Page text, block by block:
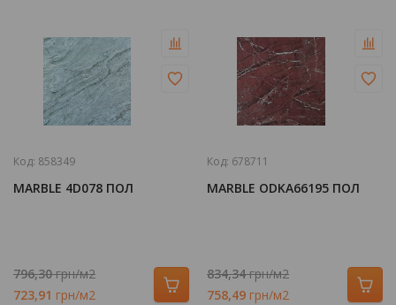
Код: 858349
MARBLE 4D078 ПОЛ
796,30грн/м2
723,91 грн/м2
Код: 678711
MARBLE ODKA66195 ПОЛ
834,34грн/м2
758,49 грн/м2